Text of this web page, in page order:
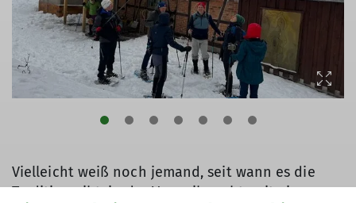
Vielleicht weiß noch jemand, seit wann es die
Tradition gibt, in der Vorweihnachtszeit ein